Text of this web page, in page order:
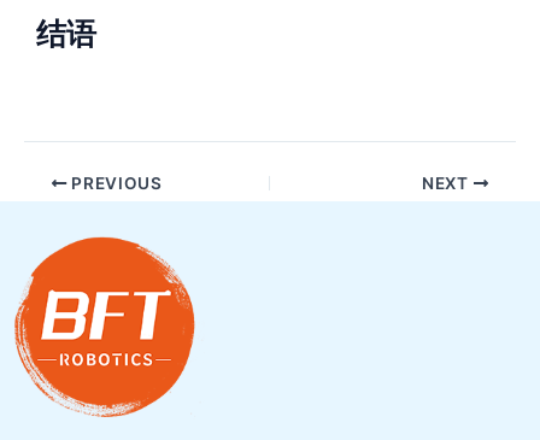
结语
PREVIOUS NEXT